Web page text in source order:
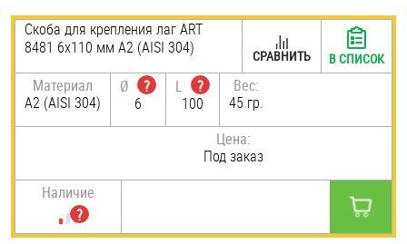
Скоба для крепления лаг ART
8481 6х110 мм А2 (AISI 304)
Материал
А2 (AISI 304)
Ø
?
6
L
?
100
Вес:
45 гр.
Цена:
Под заказ
Наличие
СРАВНИТЬ В СПИСОК